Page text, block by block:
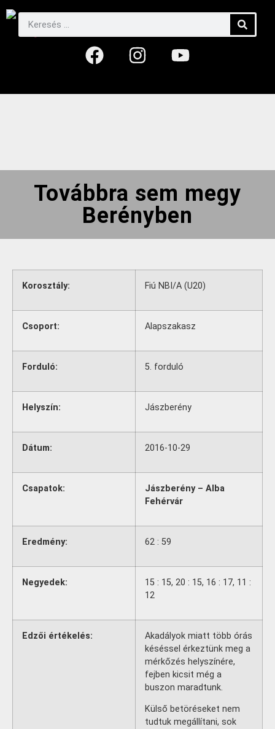
Továbbra sem megy
Berényben
Korosztály: Fiú NBI/A (U20)
Csoport: Alapszakasz
Forduló: 5. forduló
Helyszín: Jászberény
Dátum: 2016-10-29
Csapatok:
Jászberény – Alba
Fehérvár
Eredmény: 62 : 59
Negyedek:
15 : 15, 20 : 15, 16 : 17, 11 :
12
Edzői értékelés:
Akadályok miatt több órás
késéssel érkeztünk meg a
mérkőzés helyszínére,
fejben kicsit még a
buszon maradtunk.
Külső betöréseket nem
tudtuk megállítani, sok